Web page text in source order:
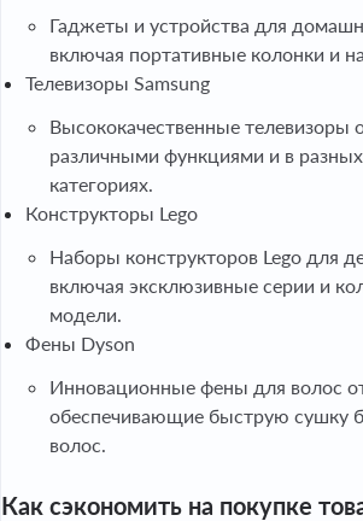
Гаджеты и устройства для
включая портативные колонки и
Телевизоры Samsung
Высококачественные телевизоры
различными функциями и в
категориях.
Конструкторы Lego
Наборы конструкторов Lego для
включая эксклюзивные серии и
модели.
Фены Dyson
Инновационные фены для волос
обеспечивающие быструю сушку
волос.
Как сэкономить на покупке